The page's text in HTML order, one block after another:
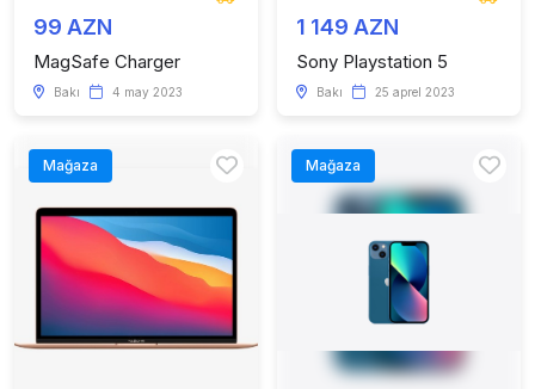
99 AZN
MagSafe Charger
Bakı 4 may 2023
1 149 AZN
Sony Playstation 5
Bakı 25 aprel 2023
Mağaza Mağaza